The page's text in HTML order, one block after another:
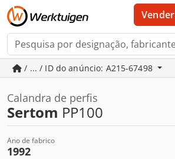
Vender
/ ... / ID do anúncio: A215-67498
Calandra de perfis
Sertom PP100
Ano de fabrico
1992